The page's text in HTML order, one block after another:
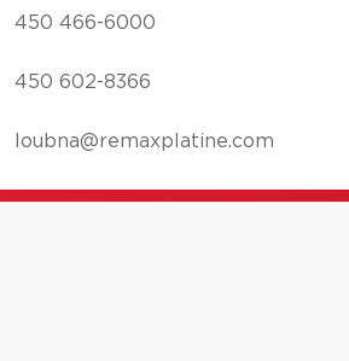
450 466-6000
450 602-8366
loubna@remaxplatine.com